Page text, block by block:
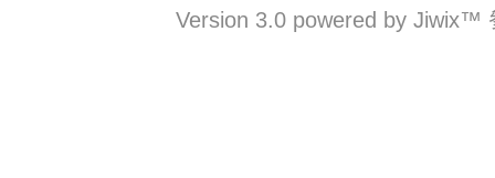
Version 3.0 powered by Jiwix™